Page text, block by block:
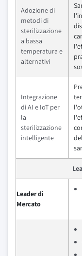
Adozione di
metodi di
sterilizzazione
a bassa
temperatura e
alternativi
Integrazione
di AI e IoT per
la
sterilizzazione
intelligente
Leader di
Mercato